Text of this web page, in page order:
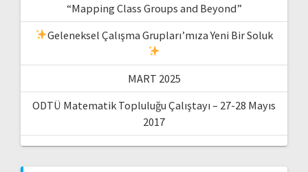
“Mapping Class Groups and Beyond”
Geleneksel Çalışma Grupları’mıza Yeni Bir Soluk
MART 2025
ODTÜ Matematik Topluluğu Çalıştayı – 27-28 Mayıs
2017